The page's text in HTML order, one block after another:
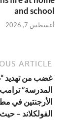
and school
أغسطس 7, 2026
ARTICLE
غضب من تهديد
المدرسة”
الأرجنتين في
الفولكلاند –